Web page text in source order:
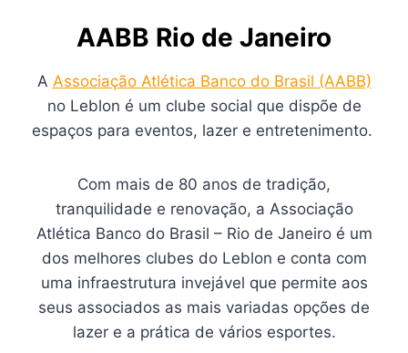
AABB Rio de Janeiro
A Associação Atlética Banco do Brasil (AABB)
no Leblon é um clube social que dispõe de
espaços para eventos, lazer e entretenimento.
Com mais de 80 anos de tradição,
tranquilidade e renovação, a Associação
Atlética Banco do Brasil – Rio de Janeiro é um
dos melhores clubes do Leblon e conta com
uma infraestrutura invejável que permite aos
seus associados as mais variadas opções de
lazer e a prática de vários esportes.